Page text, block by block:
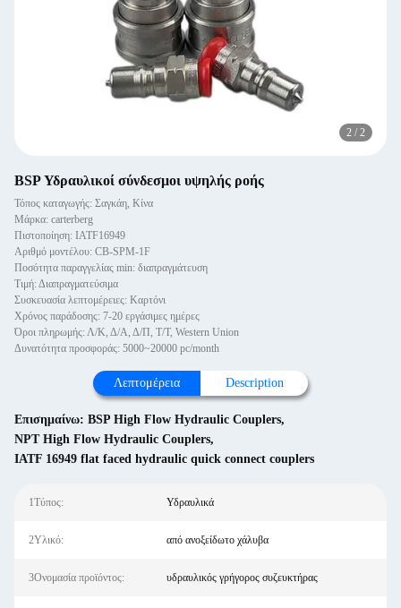
2 / 2
BSP Υδραυλικοί σύνδεσμοι υψηλής ροής
Τόπος καταγωγής: Σαγκάη, Κίνα
Μάρκα: carterberg
Πιστοποίηση: IATF16949
Αριθμό μοντέλου: CB-SPM-1F
Ποσότητα παραγγελίας min: διαπραγμάτευση
Τιμή: Διαπραγματεύσιμα
Συσκευασία λεπτομέρειες: Καρτόνι
Χρόνος παράδοσης: 7-20 εργάσιμες ημέρες
Όροι πληρωμής: Λ/Κ, Δ/Α, Δ/Π, Τ/Τ, Western Union
Δυνατότητα προσφοράς: 5000~20000 pc/month
Λεπτομέρεια Description
Επισημαίνω: BSP High Flow Hydraulic Couplers,
NPT High Flow Hydraulic Couplers,
IATF 16949 flat faced hydraulic quick connect couplers
1Τύπος: Υδραυλικά
2Υλικό: από ανοξείδωτο χάλυβα
3Ονομασία προϊόντος: υδραυλικός γρήγορος συζευκτήρας